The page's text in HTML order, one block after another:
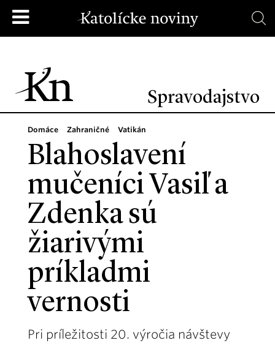
Spravodajstvo
Domáce Zahraničné Vatikán
Blahoslavení
mučeníci Vasiľ a
Zdenka sú
žiarivými
príkladmi
vernosti
Pri príležitosti 20. výročia návštevy